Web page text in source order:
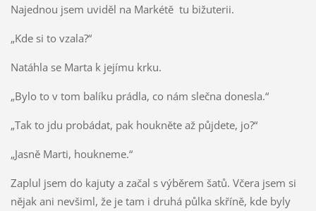
Najednou jsem uviděl na Markétě tu bižuterii.
„Kde si to vzala?“
Natáhla se Marta k jejímu krku.
„Bylo to v tom balíku prádla, co nám slečna donesla.“
„Tak to jdu probádat, pak houkněte až půjdete, jo?“
„Jasně Marti, houkneme.“
Zaplul jsem do kajuty a začal s výběrem šatů. Včera jsem si
nějak ani nevšiml, že je tam i druhá půlka skříně, kde byly